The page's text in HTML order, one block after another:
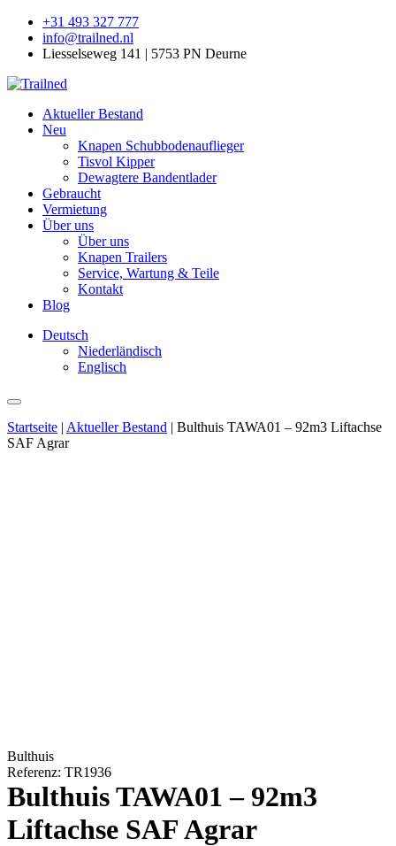
+31 493 327 777
info@trailned.nl
Liesselseweg 141 | 5753 PN Deurne
Aktueller Bestand
Neu
Knapen Schubbodenauflieger
Tisvol Kipper
Dewagtere Bandentlader
Gebraucht
Vermietung
Über uns
Über uns
Knapen Trailers
Service, Wartung & Teile
Kontakt
Blog
Deutsch
Niederländisch
Englisch
Startseite | Aktueller Bestand | Bulthuis TAWA01 – 92m3 Liftachse
SAF Agrar
Bulthuis
Referenz: TR1936
Bulthuis TAWA01 – 92m3
Liftachse SAF Agrar